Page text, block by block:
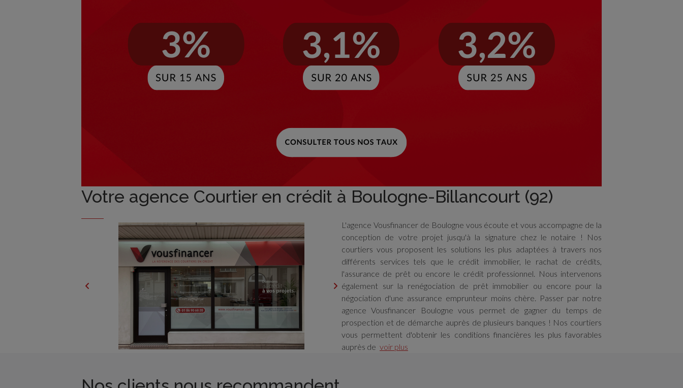
Votre agence Courtier en crédit à Boulogne-Billancourt (92)
L'agence Vousfinancer de Boulogne vous écoute et vous accompagne de la
conception de votre projet jusqu'à la signature chez le notaire ! Nos
courtiers vous proposent les solutions les plus adaptées à travers nos
différents services tels que le crédit immobilier, le rachat de crédits,
l'assurance de prêt ou encore le crédit professionnel. Nous intervenons
également sur la renégociation de prêt immobilier ou encore pour la
négociation d'une assurance emprunteur moins chère. Passer par notre
agence Vousfinancer Boulogne vous permet de gagner du temps de
prospection et de démarche auprès de plusieurs banques ! Nos courtiers
vous permettent d'obtenir les conditions financières les plus favorables
auprès de voir plus